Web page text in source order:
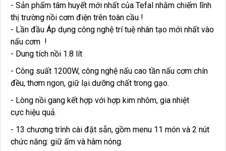
- Sản phẩm tâm huyết mới nhất của Tefal nhằm chiếm lĩnh
thị trường nồi cơm điện trên toàn cầu !
- Lần đầu Áp dụng công nghệ trí tuệ nhân tạo mới nhất vào
nấu cơm !
- Dung tích nồi 1.8 lít
- Công suất 1200W, công nghệ nấu cao tần nấu cơm chín
đều, thơm ngon, giữ lại dưỡng chất trong gạo.
- Lòng nồi gang kết hợp với hợp kim nhôm, gia nhiệt
cực hiệu quả.
- 13 chương trình cài đặt sẵn, gồm menu 11 món và 2 nút
chức năng: giữ ấm và hâm nóng.